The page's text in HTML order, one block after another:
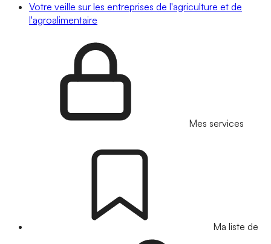
Votre veille sur les entreprises de l'agriculture et de
l'agroalimentaire
Mes services
Ma liste de